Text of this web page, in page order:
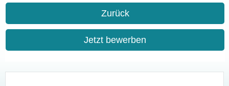
Bewerbungstipps & FAQs
Zurück
Jetzt bewerben